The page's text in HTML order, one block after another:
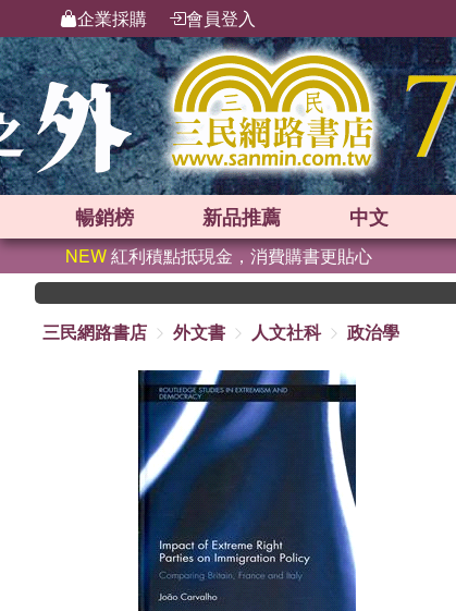
企業採購 會員登入
暢銷榜 新品推薦 中文
NEW紅利積點抵現金，消費購書更貼心
三民網路書店
外文書 人文社科 政治學